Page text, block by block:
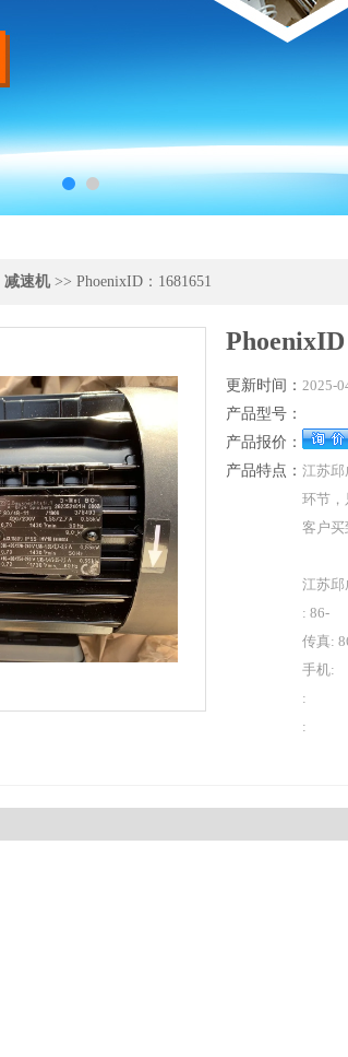
减速机 >> PhoenixID：1681651
PhoenixID
更新时间： 2025-
产品型号：
产品报价：
产品特点： 江苏邱
环节，
客户买
江苏邱
: 86-
传真:
手机:
:
: